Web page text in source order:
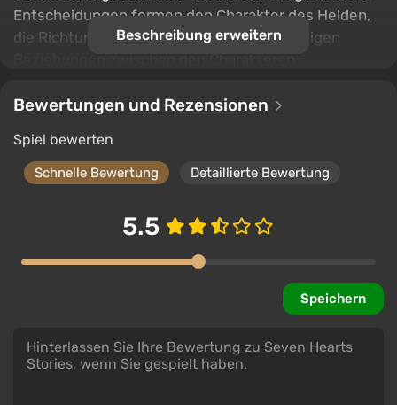
Entscheidungen formen den Charakter des Helden,
die Richtung der Handlung und die endgültigen
Rätsel verweben sich zu einer einheitlichen
einzigartigen Szenario verläuft, das durch die
Handlungen des Spielers geschaffen wird.
Beschreibung erweitern
Bewertungen und Rezensionen
Spiel bewerten
Schnelle Bewertung Detaillierte Bewertung
5.5
Speichern